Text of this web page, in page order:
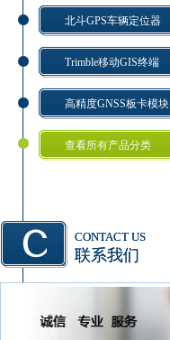
北斗GPS车辆定位器
Trimble移动GIS终端
高精度GNSS板卡模块
查看所有产品分类
CONTACT US
联系我们